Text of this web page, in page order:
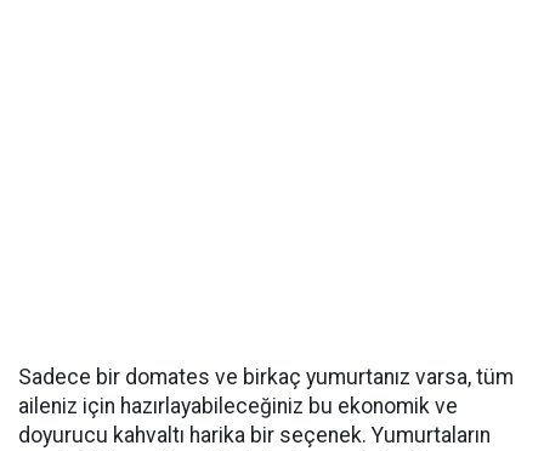
Sadece bir domates ve birkaç yumurtanız varsa, tüm
aileniz için hazırlayabileceğiniz bu ekonomik ve
doyurucu kahvaltı harika bir seçenek. Yumurtaların